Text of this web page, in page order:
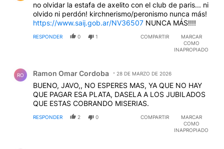
no olvidar la estafa de axelito con el club de paris... ni
olvido ni perdón! kirchnerismo/peronismo nunca más!
https://www.saij.gob.ar/NV36507 NUNCA MÁS!!!!
RESPONDER 0 1 COMPARTIR
MARCAR
COMO
INAPROPIADO
RO Ramon Omar Cordoba 28 DE MARZO DE 2026
BUENO, JAVO,, NO ESPERES MAS, YA QUE NO HAY
QUE PAGAR ESA PLATA, DASELA A LOS JUBILADOS
QUE ESTAS COBRANDO MISERIAS.
RESPONDER 2 0 COMPARTIR
MARCAR
COMO
INAPROPIADO